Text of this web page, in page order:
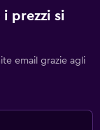
prezzi si
email grazie agli